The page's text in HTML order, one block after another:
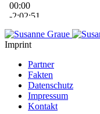
Imprint
Partner
Fakten
Datenschutz
Impressum
Kontakt